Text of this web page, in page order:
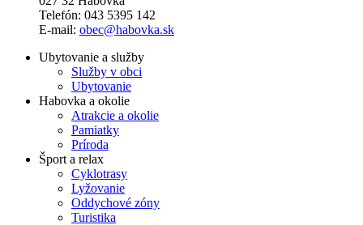
Telefón: 043 5395 142
E-mail: obec@habovka.sk
Ubytovanie a služby
Služby v obci
Ubytovanie
Habovka a okolie
Atrakcie a okolie
Pamiatky
Príroda
Šport a relax
Cyklotrasy
Lyžovanie
Oddychové zóny
Turistika